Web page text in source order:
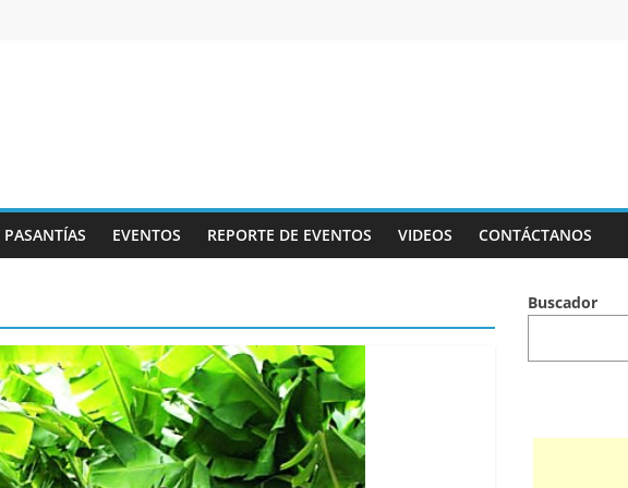
PASANTÍAS EVENTOS REPORTE DE EVENTOS VIDEOS CONTÁCTANOS
Buscador